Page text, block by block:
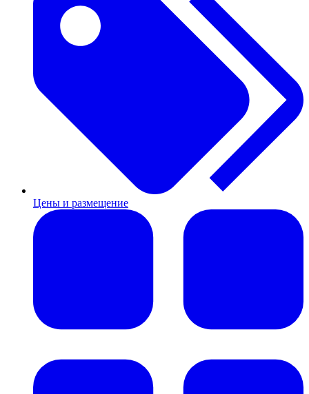
Цены и размещение